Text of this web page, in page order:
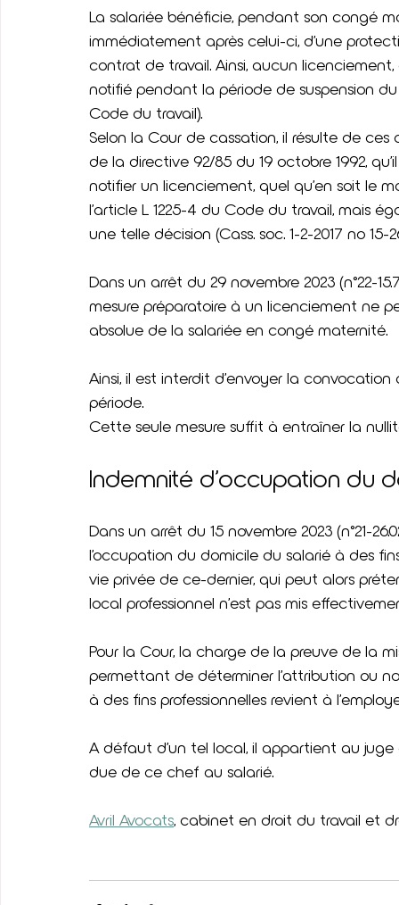
La salariée bénéficie, pendant son congé
immédiatement après celui-ci, d’une
contrat de travail. Ainsi, aucun
notifié pendant la période de suspension
Code du travail).
Selon la Cour de cassation, il résulte de ces
de la directive 92/85 du 19 octobre 1992,
notifier un licenciement, quel qu’en soit le
l’article L 1225-4 du Code du travail, mais
une telle décision (Cass. soc. 1-2-2017 no 15-
Dans un arrêt du 29 novembre 2023 (n°22-
mesure préparatoire à un licenciement ne
absolue de la salariée en congé maternité.
Ainsi, il est interdit d’envoyer la
période.
Cette seule mesure suffit à entraîner la
Indemnité d’occupation du
Dans un arrêt du 15 novembre 2023 (n°21-
l’occupation du domicile du salarié à des
vie privée de ce-dernier, qui peut alors
local professionnel n’est pas mis
Pour la Cour, la charge de la preuve de la
permettant de déterminer l’attribution ou
à des fins professionnelles revient à
A défaut d’un tel local, il appartient au
due de ce chef au salarié.
Avril Avocats, cabinet en droit du travail et